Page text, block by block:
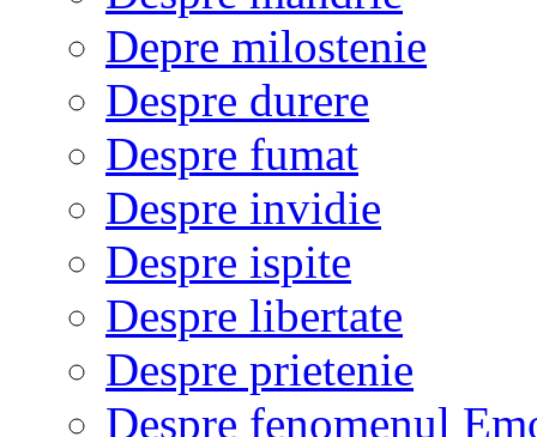
Depre milostenie
Despre durere
Despre fumat
Despre invidie
Despre ispite
Despre libertate
Despre prietenie
Despre fenomenul